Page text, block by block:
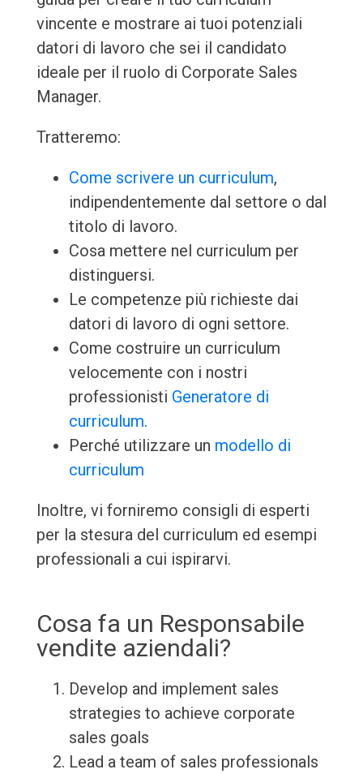
vincente e mostrare ai tuoi potenziali
datori di lavoro che sei il candidato
ideale per il ruolo di Corporate Sales
Manager.
Tratteremo:
Come scrivere un curriculum,
indipendentemente dal settore o dal
titolo di lavoro.
Cosa mettere nel curriculum per
distinguersi.
Le competenze più richieste dai
datori di lavoro di ogni settore.
Come costruire un curriculum
velocemente con i nostri
professionisti Generatore di
curriculum.
Perché utilizzare un modello di
curriculum
Inoltre, vi forniremo consigli di esperti
per la stesura del curriculum ed esempi
professionali a cui ispirarvi.
Cosa fa un Responsabile
vendite aziendali?
Develop and implement sales
strategies to achieve corporate
sales goals
Lead a team of sales professionals